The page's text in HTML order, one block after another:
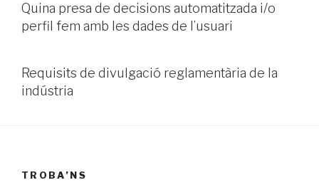
Quina presa de decisions automatitzada i/o
perfil fem amb les dades de l’usuari
Requisits de divulgació reglamentària de la
indústria
TROBA’NS